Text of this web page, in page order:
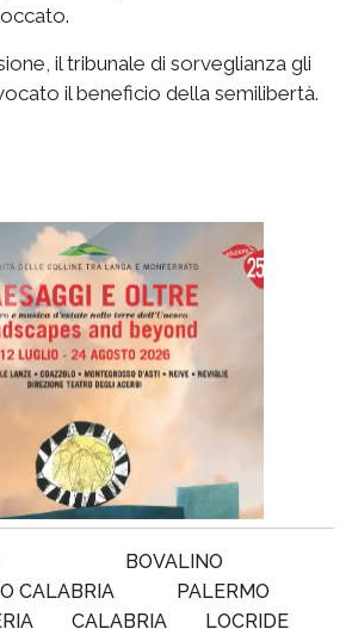
il tribunale di sorveglianza gli
il beneficio della semilibertà.
BOVALINO
CALABRIA
PALERMO
CALABRIA
LOCRIDE